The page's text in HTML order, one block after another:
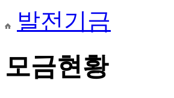
발전기금
모금현황